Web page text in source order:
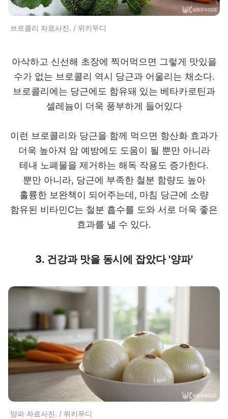
브로콜리 자료사진. / 위키푸디
아삭하고 신선해 초장에 찍어먹으면 그렇게 맛있을
수가 없는 브로콜리 역시 당근과 어울리는 채소다.
브로콜리에는 당근에도 함유돼 있는 베타카로틴과
셀레늄이 더욱 풍부하게 들어있다
이런 브로콜리와 당근을 함께 먹으면 항산화 효과가
더욱 높아져 암 예방에도 도움이 될 뿐만 아니라
테내 노폐물을 제거하는 해독 작용도 증가한다.
뿐만 아니라, 당근에 부족한 철분 함량도 높아
훌륭한 보완책이 되어주는데, 마침 당근에 소량
함유된 비타민C는 철분 흡수를 도와 서로 더욱 좋은
효과를 낼 수 있다.
3. 건강과 맛을 동시에 잡았다 '양파'
양파 자료사진. / 위키푸디